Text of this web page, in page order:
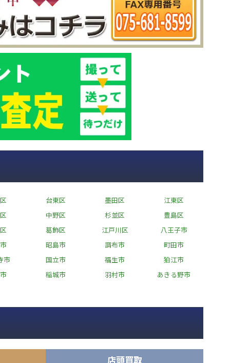
台東区 墨田区
江東区
中野区 杉並区
豊島区
葛飾区 江戸川区
八王子市
昭島市 調布市
町田市
市
国立市 福生市
狛江市
稲城市 羽村市 あきる野市
店頭買取